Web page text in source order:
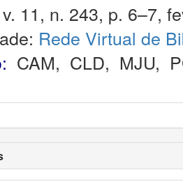
11, n. 243, p. 6–7,
Rede Virtual de
CAM, CLD, MJU,